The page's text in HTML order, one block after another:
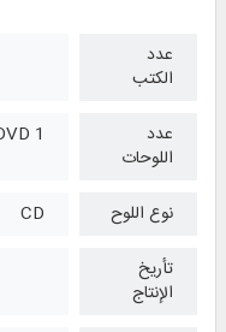
عدد
الكتب
عدد
اللوحات
1 DVD
نوع اللوح
CD
تأريخ
الإنتاج